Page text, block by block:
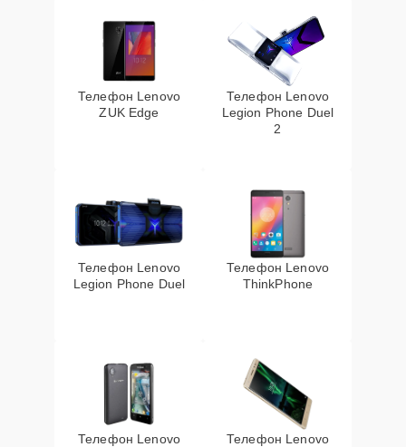
Телефон Lenovo
ZUK Edge
Телефон Lenovo
Legion Phone Duel
2
Телефон Lenovo
Legion Phone Duel
Телефон Lenovo
ThinkPhone
Телефон Lenovo
Телефон Lenovo